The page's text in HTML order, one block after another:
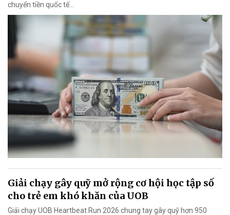
chuyển tiền quốc tế...
Giải chạy gây quỹ mở rộng cơ hội học tập số
cho trẻ em khó khăn của UOB
Giải chạy UOB Heartbeat Run 2026 chung tay gây quỹ hơn 950